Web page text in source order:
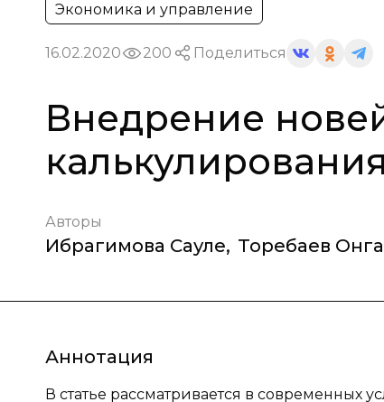
Экономика и управление
16.02.2020 200 Поделиться
Внедрение
Авторы
Ибрагимова Сауле, Торебаев
Аннотация
В статье рассматривается в современных